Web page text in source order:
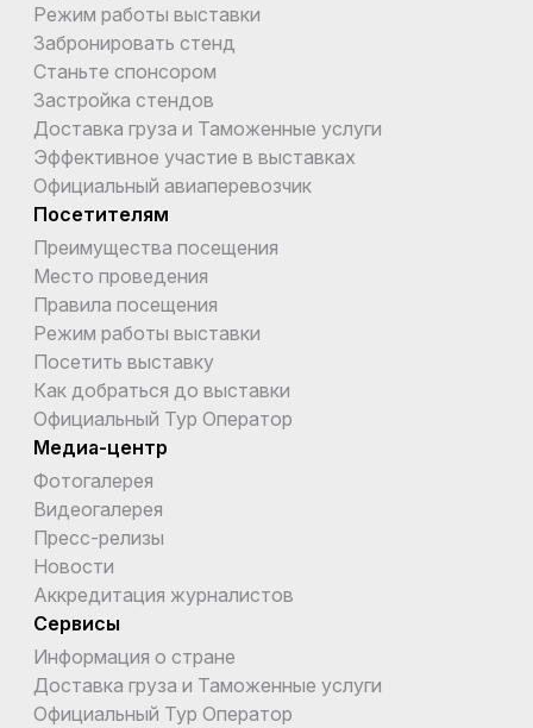
Внешние малые острова США
Вьетнам
Габон
Гаити
Гайана
Гамбия
Гана
Гваделупа
Гватемала
Гвинея
Гвинея-Бисау
Германия
Гернси
Гибралтар
Гондурас
Режим работы выставки
Забронировать стенд
Станьте спонсором
Застройка стендов
Доставка груза и Таможенные услуги
Эффективное участие в выставках
Официальный авиаперевозчик
Посетителям
Преимущества посещения
Место проведения
Правила посещения
Режим работы выставки
Посетить выставку
Как добраться до выставки
Официальный Тур Оператор
Медиа-центр
Фотогалерея
Видеогалерея
Пресс-релизы
Новости
Аккредитация журналистов
Сервисы
Информация о стране
Доставка груза и Таможенные услуги
Официальный Тур Оператор